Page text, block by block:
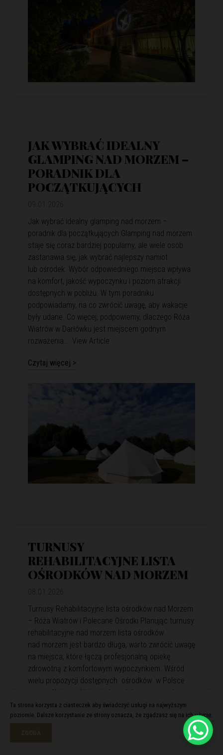
JAK WYBRAĆ IDEALNY
GLAMPING NAD MORZEM –
PORADNIK DLA
POCZĄTKUJĄCYCH
Jak wybrać idealny glamping nad morzem –
poradnik dla początkujących Glamping nad morzem
staje się coraz bardziej popularny, ale wiele osób
zastanawia się, jak wybrać najlepszy namiot
lub ośrodek. Wybór odpowiedniego miejsca wpływa
na komfort, jakość wypoczynku i poziom atrakcji
dostępnych w pobliżu. W tym poradniku
podpowiadamy, na co zwrócić uwagę, aby wakacje
były udane. Co więcej, podpowiemy, dlaczego Róża
Wiatrów w Darłówku jest miejscem godnym
rozważenia…. View Article
Czytaj więcej >
TURNUSY
REHABILITACYJNE LISTA
OŚRODKÓW NAD MORZEM
Turnusy Rehabilitacyjne lista ośrodków nad Morzem
– Róża Wiatrów i Polecane Ośrodki Planując turnusy
rehabilitacyjne nad morzem lista ośrodków
nad morzem jest bardzo długa, warto zwrócić uwagę
na miejsca, które łączą profesjonalną opiekę
zdrowotną z komfortowym wypoczynkiem. Wśród
wielu propozycji dostępnych ośrodków w Polsce
szczególnie wyróżnia się kompleks wypoczynkowy
Róża Wiatrów. Oferuje skuteczną rehabilitację
i relaks w malowniczej nadmorskiej scenerii. Róża
Ta strona korzysta z ciasteczek aby świadczyć usługi na najwyższym
poziomie. Dalsze korzystanie ze strony oznacza, że zgadzasz się na ich użycie.